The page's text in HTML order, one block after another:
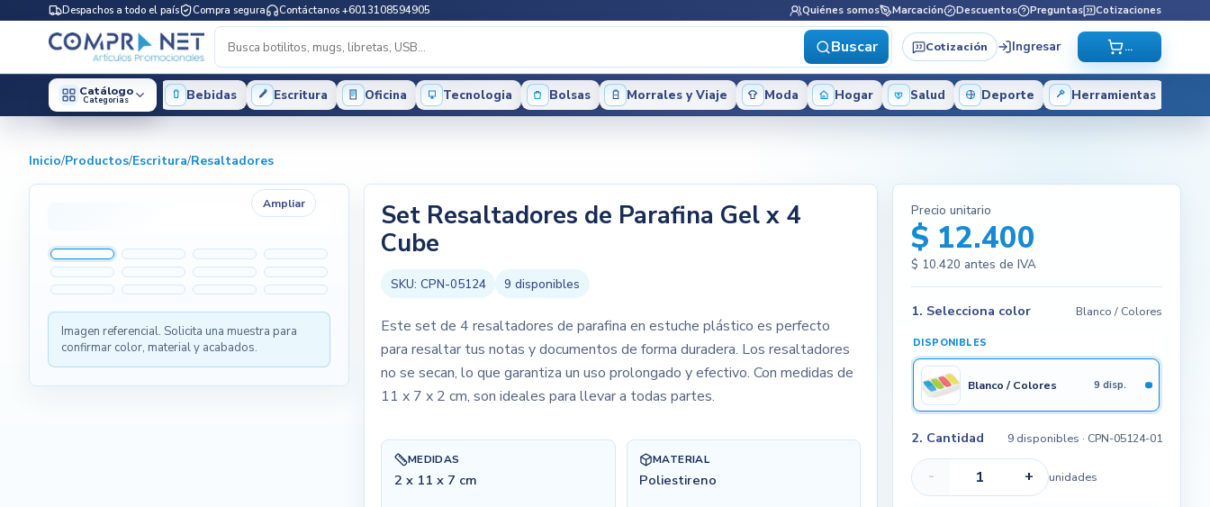
Despachos a todo el país Compra segura Contáctanos +6013108594905 Quiénes somos Marcación Descuentos Preguntas Cotizaciones
Buscar Cotización Ingresar ...
Catálogo
Categorias Bebidas Escritura Oficina Tecnologia Bolsas Morrales y Viaje Moda Hogar Salud Deporte Herramientas
Inicio/Productos/Escritura/Resaltadores
Ampliar
Imagen referencial. Solicita una muestra para
confirmar color, material y acabados.
Set Resaltadores de Parafina Gel x 4
Cube
SKU: CPN-05124 9 disponibles
Este set de 4 resaltadores de parafina en estuche plástico es perfecto
para resaltar tus notas y documentos de forma duradera. Los resaltadores
no se secan, lo que garantiza un uso prolongado y efectivo. Con medidas de
11 x 7 x 2 cm, son ideales para llevar a todas partes.
MEDIDAS
2 x 11 x 7 cm
MATERIAL
Poliestireno
Precio unitario
$ 12.400
$ 10.420 antes de IVA
1. Selecciona color Blanco / Colores
DISPONIBLES
Blanco / Colores 9 disp.
2. Cantidad 9 disponibles · CPN-05124-01
- + unidades